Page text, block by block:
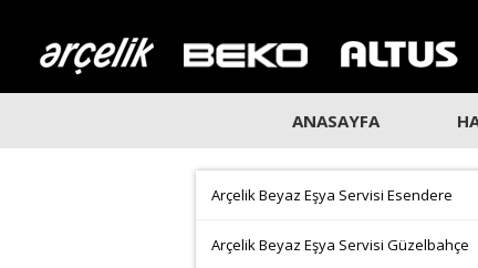
ANASAYFA
Arçelik Beyaz Eşya Servisi Esendere
Arçelik Beyaz Eşya Servisi Güzelbahçe